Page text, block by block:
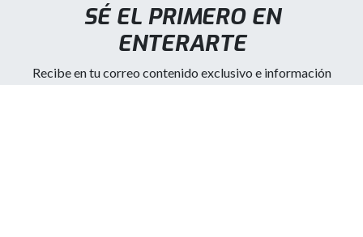
SÉ EL PRIMERO EN
ENTERARTE
Recibe en tu correo contenido exclusivo e información